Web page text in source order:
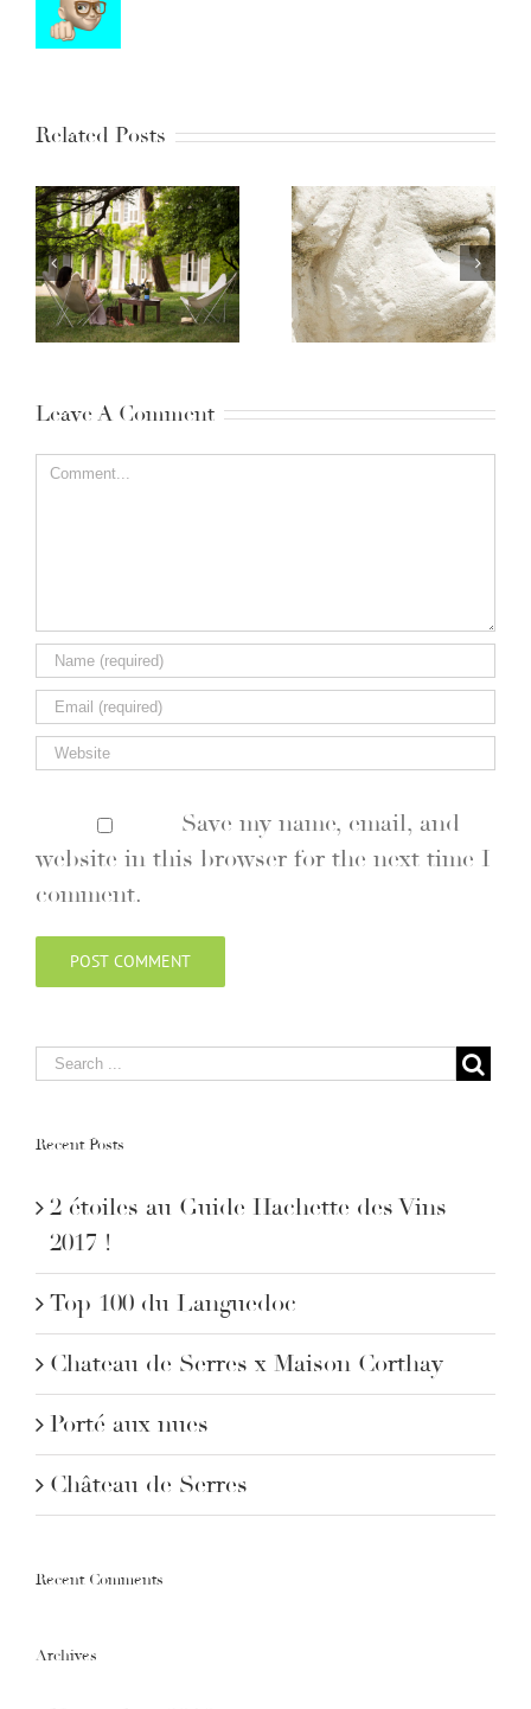
Related Posts
Chateau de Serres x
Maison Corthay
Porté aux nues
Leave A Comment
Comment
Save my name, email, and
website in this browser for the next time I
comment.
Recent Posts
2 étoiles au Guide Hachette des Vins
2017 !
Top 100 du Languedoc
Chateau de Serres x Maison Corthay
Porté aux nues
Château de Serres
Recent Comments
Archives